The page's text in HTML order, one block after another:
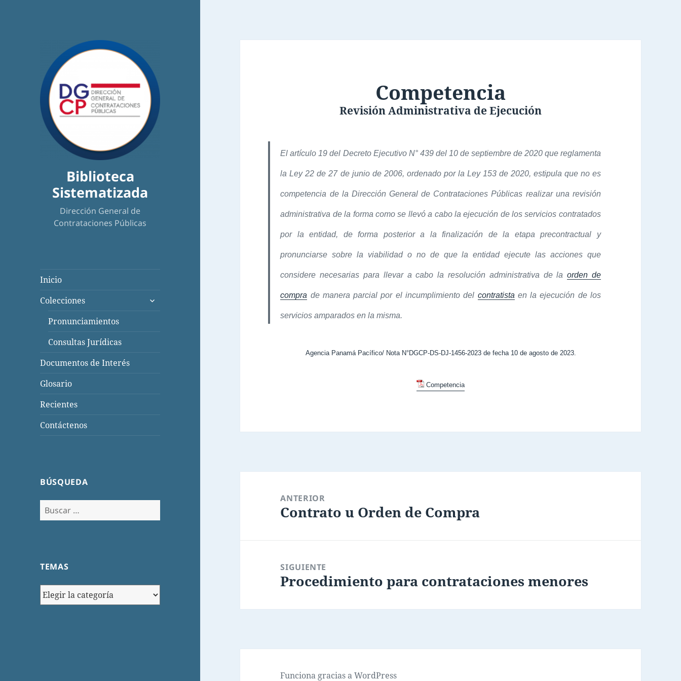
Biblioteca
Sistematizada
Dirección General de
Contrataciones Públicas
Inicio
Colecciones
expande
Pronunciamientos
Consultas Jurídicas
Documentos de Interés
Glosario
Recientes
Contáctenos
BÚSQUEDA
Buscar:
TEMAS
TEMAS
Competencia
Revisión Administrativa de Ejecución
El artículo 19 del Decreto Ejecutivo N° 439 del 10 de septiembre de 2020 que reglamenta
la Ley 22 de 27 de junio de 2006, ordenado por la Ley 153 de 2020, estipula que no es
competencia de la Dirección General de Contrataciones Públicas realizar una revisión
administrativa de la forma como se llevó a cabo la ejecución de los servicios contratados
por la entidad, de forma posterior a la finalización de la etapa precontractual y
pronunciarse sobre la viabilidad o no de que la entidad ejecute las acciones que
considere necesarias para llevar a cabo la resolución administrativa de laorden de
compra de manera parcial por el incumplimiento del contratista en la ejecución de los
servicios amparados en la misma.
Agencia Panamá Pacífico/ Nota N°DGCP-DS-DJ-1456-2023 de fecha 10 de agosto de 2023.
Competencia
entradas
ANTERIOR
Entrada
Contrato u Orden de Compra
SIGUIENTE
Entrada
Procedimiento para contrataciones menores
Funciona gracias a WordPress